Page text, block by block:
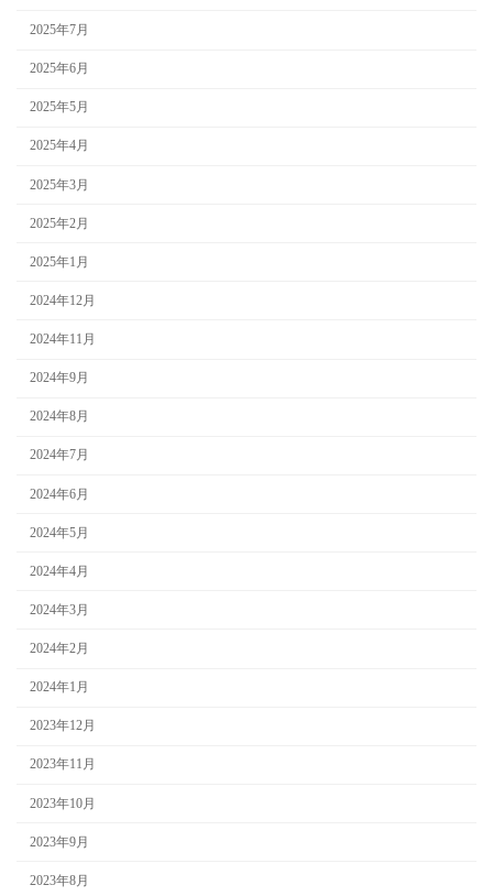
2025年7月
2025年6月
2025年5月
2025年4月
2025年3月
2025年2月
2025年1月
2024年12月
2024年11月
2024年9月
2024年8月
2024年7月
2024年6月
2024年5月
2024年4月
2024年3月
2024年2月
2024年1月
2023年12月
2023年11月
2023年10月
2023年9月
2023年8月